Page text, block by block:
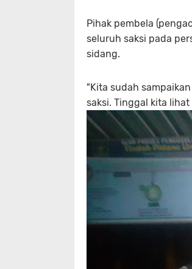
Pihak pembela
seluruh saksi pada
sidang.
"Kita sudah
saksi. Tinggal kita